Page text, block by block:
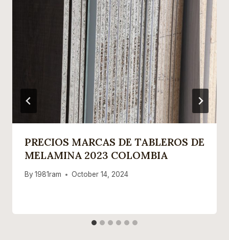
PRECIOS MARCAS DE TABLEROS DE
MELAMINA 2023 COLOMBIA
By 1981ram October 14, 2024